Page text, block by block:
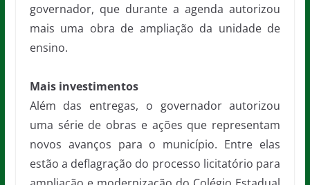
governador, que durante a agenda autorizou
mais uma obra de ampliação da unidade de
ensino.
Mais investimentos
Além das entregas, o governador autorizou
uma série de obras e ações que representam
novos avanços para o município. Entre elas
estão a deflagração do processo licitatório para